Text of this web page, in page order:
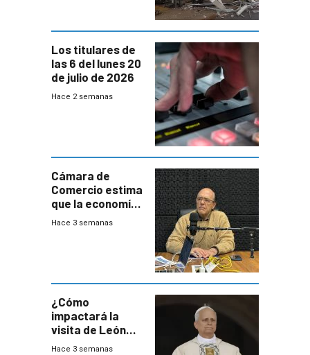
Los titulares de
las 6 del lunes 20
de julio de 2026
Hace 2 semanas
Cámara de
Comercio estima
que la economía
crecerá 1,6%
Hace 3 semanas
¿Cómo
impactará la
visita de León
XIV a Uruguay?
Hace 3 semanas